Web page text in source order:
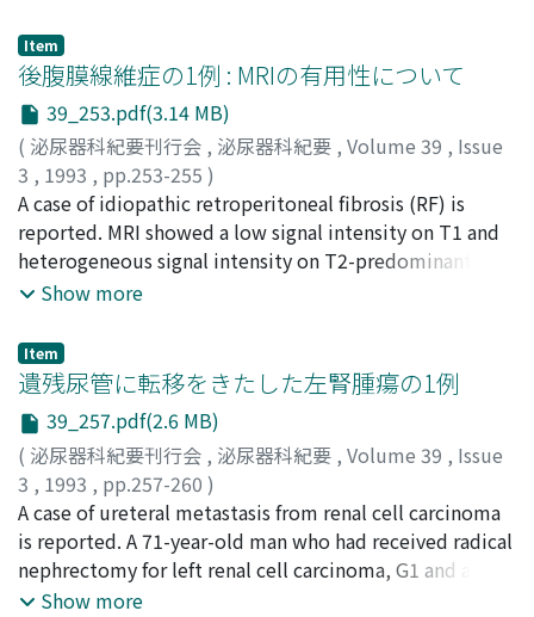
dissection were performed. Histological examination
revealed lymphangiomyoma, and the final clinical
diagnosis was changed to lymphangiomyomatosis with
pulmonary, retroperitoneal, and left renal lesions.
Lymphangiomyomatosis with renal lesions is extremely
rare, and differentiation from renal carcinoma is
important, though difficult.
Item
後腹膜線維症の1例 : MRIの有用性について
39_253.pdf(3.14 MB)
( 泌尿器科紀要刊行会 , 泌尿器科紀要 , Volume 39 , Issue
3 , 1993 , pp.253-255 )
北村, 雅哉;宮永, 武章;佐藤, 義基;寺川, 知良; 津島, 寿一
Kitamura, Masaya;Miyanaga, Takeaki;Sato, Yoshiki;
Terakawa, Tomoyoshi ;Tushima, Juichi
A case of idiopathic retroperitoneal fibrosis (RF) is
reported. MRI showed a low signal intensity on T1 and
heterogeneous signal intensity on T2-predominant
image. Although this could be demonstrated either in
differentiation from malignancy was made from the
quick response to steroid therapy.
Show more
Item
遺残尿管に転移をきたした左腎腫瘍の1例
39_257.pdf(2.6 MB)
( 泌尿器科紀要刊行会 , 泌尿器科紀要 , Volume 39 , Issue
3 , 1993 , pp.257-260 )
志村, 英俊;三浦, 猛;近藤, 猪一郎;Shimura, Hidetoshi;
Miura, Takeshi;Kondoh, Iichiroh
A case of ureteral metastasis from renal cell carcinoma
is reported. A 71-year-old man who had received radical
nephrectomy for left renal cell carcinoma, G1 and about
two years earlier presented with asymptomatic
Show more